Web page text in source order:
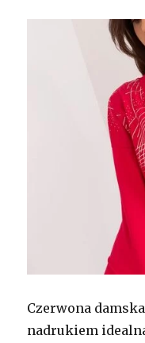
Czerwona
nadrukiem